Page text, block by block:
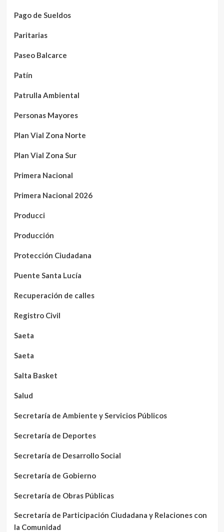
Pago de Sueldos
Paritarias
Paseo Balcarce
Patín
Patrulla Ambiental
Personas Mayores
Plan Vial Zona Norte
Plan Vial Zona Sur
Primera Nacional
Primera Nacional 2026
Producci
Producción
Protección Ciudadana
Puente Santa Lucía
Recuperación de calles
Registro Civil
Saeta
Saeta
Salta Basket
Salud
Secretaría de Ambiente y Servicios Públicos
Secretaría de Deportes
Secretaría de Desarrollo Social
Secretaría de Gobierno
Secretaría de Obras Públicas
Secretaría de Participación Ciudadana y Relaciones con
la Comunidad